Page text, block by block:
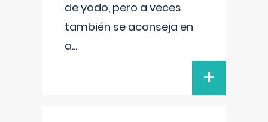
de yodo, pero a veces
también se aconseja en
a...
+